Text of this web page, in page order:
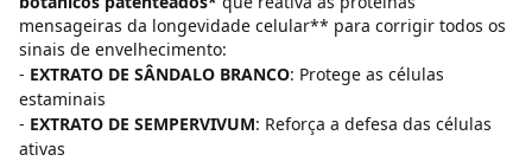
mensageiras da longevidade celular** para corrigir todos os
sinais de envelhecimento:
- EXTRATO DE SÂNDALO BRANCO: Protege as células
estaminais
- EXTRATO DE SEMPERVIVUM: Reforça a defesa das células
ativas